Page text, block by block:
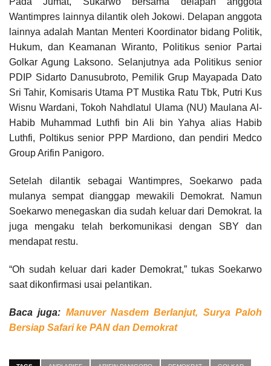
Wantimpres lainnya dilantik oleh Jokowi. Delapan anggota
lainnya adalah Mantan Menteri Koordinator bidang Politik,
Hukum, dan Keamanan Wiranto, Politikus senior Partai
Golkar Agung Laksono. Selanjutnya ada Politikus senior
PDIP Sidarto Danusubroto, Pemilik Grup Mayapada Dato
Sri Tahir, Komisaris Utama PT Mustika Ratu Tbk, Putri Kus
Wisnu Wardani, Tokoh Nahdlatul Ulama (NU) Maulana Al-
Habib Muhammad Luthfi bin Ali bin Yahya alias Habib
Luthfi, Poltikus senior PPP Mardiono, dan pendiri Medco
Group Arifin Panigoro.
Setelah dilantik sebagai Wantimpres, Soekarwo pada
mulanya sempat dianggap mewakili Demokrat. Namun
Soekarwo menegaskan dia sudah keluar dari Demokrat. Ia
juga mengaku telah berkomunikasi dengan SBY dan
mendapat restu.
“Oh sudah keluar dari kader Demokrat,” tukas Soekarwo
saat dikonfirmasi usai pelantikan.
Baca juga: Manuver Nasdem Berlanjut, Surya Paloh
Bersiap Safari ke PAN dan Demokrat